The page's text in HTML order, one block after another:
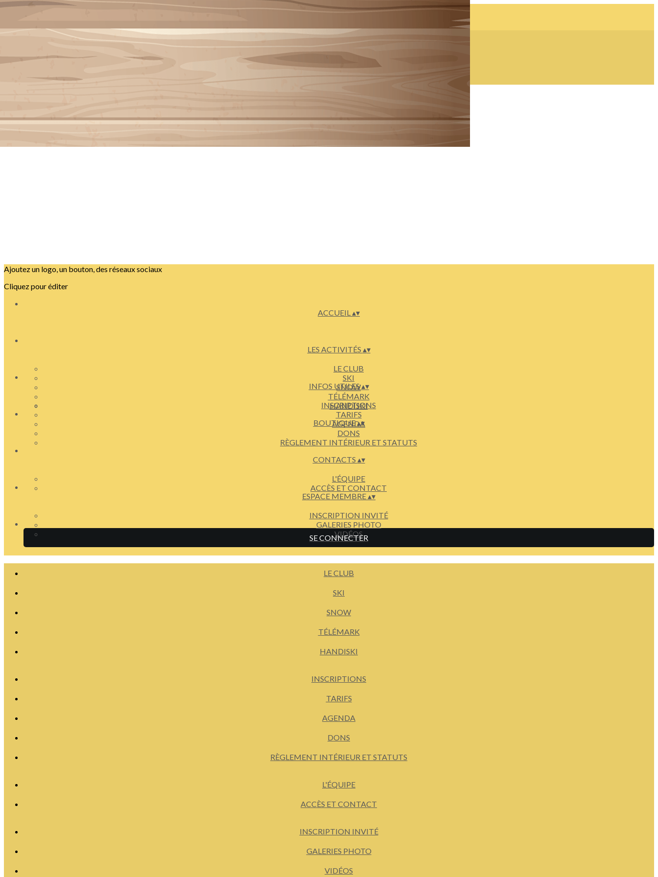
<
INSCRIPTION INVITÉ
Vidéos
Cliquez pour éditer
Ajoutez un logo, un bouton, des réseaux sociaux
Cliquez pour éditer
ACCUEIL▴▾
LES ACTIVITÉS ▴▾
LE CLUB
SKI
SNOW
TÉLÉMARK
HANDISKI
INFOS UTILES▴▾
INSCRIPTIONS
TARIFS
AGENDA
DONS
RÈGLEMENT INTÉRIEUR ET STATUTS
BOUTIQUE▴▾
CONTACTS ▴▾
L'ÉQUIPE
ACCÈS ET CONTACT
ESPACE MEMBRE▴▾
INSCRIPTION INVITÉ
GALERIES PHOTO
VIDÉOS
SE CONNECTER
LE CLUB
SKI
SNOW
TÉLÉMARK
HANDISKI
INSCRIPTIONS
TARIFS
AGENDA
DONS
RÈGLEMENT INTÉRIEUR ET STATUTS
L'ÉQUIPE
ACCÈS ET CONTACT
INSCRIPTION INVITÉ
GALERIES PHOTO
VIDÉOS